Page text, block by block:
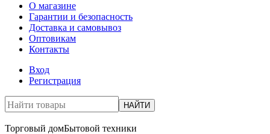
О магазине
Гарантии и безопасность
Доставка и самовывоз
Оптовикам
Контакты
Вход
Регистрация
НАЙТИ
Торговый домБытовой техники